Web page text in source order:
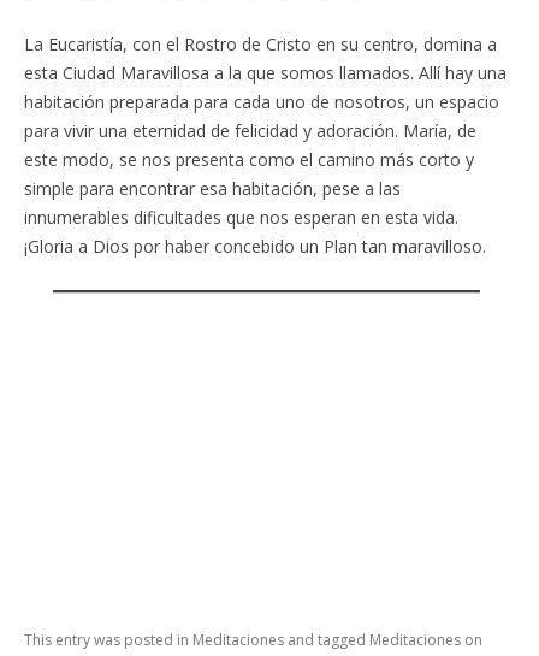
La Eucaristía, con el Rostro de Cristo en su centro, domina a
esta Ciudad Maravillosa a la que somos llamados. Allí hay una
habitación preparada para cada uno de nosotros, un espacio
para vivir una eternidad de felicidad y adoración. María, de
este modo, se nos presenta como el camino más corto y
simple para encontrar esa habitación, pese a las
innumerables dificultades que nos esperan en esta vida.
¡Gloria a Dios por haber concebido un Plan tan maravilloso.
This entry was posted in Meditaciones and tagged Meditaciones on